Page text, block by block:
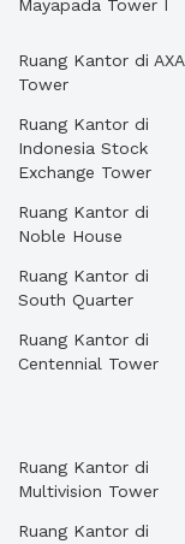
Mayapada Tower I
Ruang Kantor di AXA
Tower
Ruang Kantor di
Indonesia Stock
Exchange Tower
Ruang Kantor di
Noble House
Ruang Kantor di
South Quarter
Ruang Kantor di
Centennial Tower
Ruang Kantor di
Multivision Tower
Ruang Kantor di